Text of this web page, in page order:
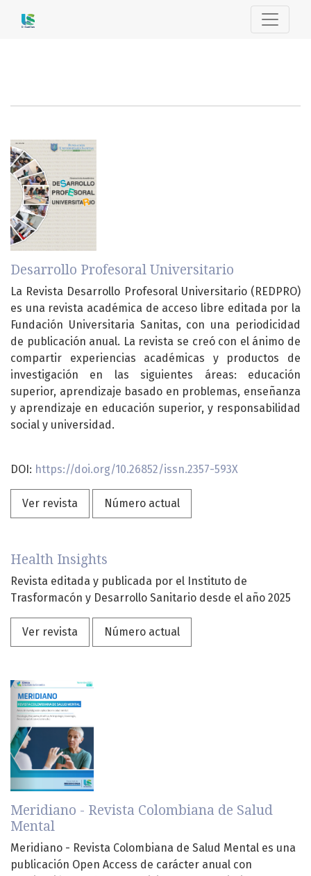
Portal de Revistas - Unisanitas
##journal.journals##
Desarrollo Profesoral Universitario
La Revista Desarrollo Profesoral Universitario (REDPRO)
es una revista académica de acceso libre editada por la
Fundación Universitaria Sanitas, con una periodicidad
de publicación anual. La revista se creó con el ánimo de
compartir experiencias académicas y productos de
investigación en las siguientes áreas: educación
superior, aprendizaje basado en problemas, enseñanza
y aprendizaje en educación superior, y responsabilidad
social y universidad.
DOI: https://doi.org/10.26852/issn.2357-593X
Ver revista Número actual
Health Insights
Revista editada y publicada por el Instituto de
Trasformacón y Desarrollo Sanitario desde el año 2025
Ver revista Número actual
Meridiano - Revista Colombiana de Salud
Mental
Meridiano - Revista Colombiana de Salud Mental es una
publicación Open Access de carácter anual con